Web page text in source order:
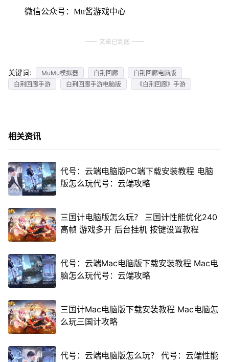
微信公众号：Mu酱游戏中心
文章已到底
关键词: MuMu模拟器 白荆回廊
白荆回廊电脑版
白荆回廊手游
白荆回廊手游电脑版 《白荆回廊》手游
相关资讯
代号：云端电脑版PC端下载安装教程 电脑
版怎么玩代号：云端攻略
三国计电脑版怎么玩？ 三国计性能优化240
高帧 游戏多开 后台挂机 按键设置教程
代号：云端Mac电脑版下载安装教程 Mac电
脑怎么玩代号：云端攻略
三国计Mac电脑版下载安装教程 Mac电脑怎
么玩三国计攻略
代号：云端电脑版怎么玩？ 代号：云端性能